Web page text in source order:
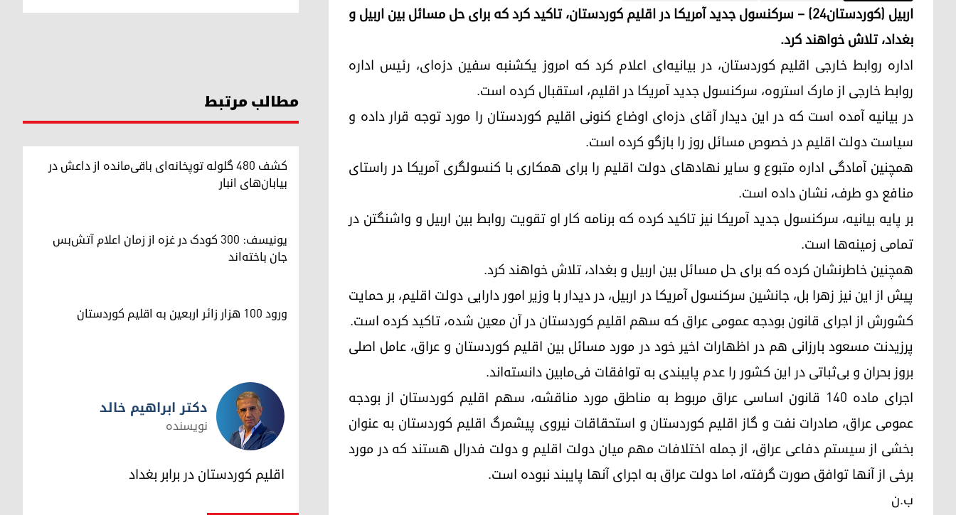
اربیل (کوردستان٢٤) – سرکنسول جدید آمریکا در اقلیم کوردستان، تاکید کرد که برای حل مسائل بین اربیل و
بغداد، تلاش خواهند کرد.
اداره روابط خارجی اقلیم کوردستان، در بیانیه‌ای اعلام کرد که امروز یکشنبه سفین دزه‌ای، رئیس اداره
روابط خارجی از مارک استروه، سرکنسول جدید آمریکا در اقلیم، استقبال کرده است.
در بیانیه آمده است که در این دیدار آقای دزه‌ای اوضاع کنونی اقلیم کوردستان را مورد توجه قرار داده و
سیاست دولت اقلیم در خصوص مسائل روز را بازگو کرده است.
همچنین آمادگی اداره متبوع و سایر نهادهای دولت اقلیم را برای همکاری با کنسولگری آمریکا در راستای
منافع دو طرف، نشان داده است.
بر پایه بیانیه، سرکنسول جدید آمریکا نیز تاکید کرده که برنامه کار او تقویت روابط بین اربیل و واشنگتن در
تمامی زمینه‌ها است.
همچنین خاطرنشان کرده که برای حل مسائل بین اربیل و بغداد، تلاش خواهند کرد.
پیش از این نیز زهرا بل، جانشین سرکنسول آمریکا در اربیل، در دیدار با وزیر امور دارایی دولت اقلیم، بر حمایت
کشورش از اجرای قانون بودجه عمومی عراق که سهم اقلیم کوردستان در آن معین شده، تاکید کرده است.
پرزیدنت مسعود بارزانی هم در اظهارات اخیر خود در مورد مسائل بین اقلیم کوردستان و عراق، عامل اصلی
بروز بحران و بی‌ثباتی در این کشور را عدم پایبندی به توافقات فی‌مابین دانسته‌اند.
اجرای ماده ١٤٠ قانون اساسی عراق مربوط به مناطق مورد مناقشه، سهم اقلیم کوردستان از بودجه
عمومی عراق، صادرات نفت و گاز اقلیم کوردستان و استحقاقات نیروی پیشمرگ اقلیم کوردستان به عنوان
بخشی از سیستم دفاعی عراق، از جمله اختلافات مهم میان دولت اقلیم و دولت فدرال هستند که در مورد
برخی از آنها توافق صورت گرفته، اما دولت عراق به اجرای آنها پایبند نبوده است.
ب.ن
مطالب مرتبط
کشف ۴۸۰ گلوله توپخانه‌ای باقی‌مانده از داعش در
بیابان‌های انبار
یونیسف: ۳۰۰ کودک در غزه از زمان اعلام آتش‌بس
جان باخته‌اند
ورود ۱۰۰ هزار زائر اربعین به اقلیم کوردستان
دکتر ابراهیم خالد
دکتر ابراهیم خالد
نویسنده
اقلیم کوردستان در برابر بغداد